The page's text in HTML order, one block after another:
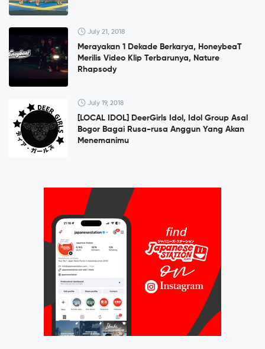
July 21, 2018
Merayakan 1 Dekade Berkarya, HoneybeaT
Merilis Video Klip Terbarunya, Nature
Rhapsody
July 19, 2018
[LOCAL IDOL] DeerGirls Idol, Idol Group Asal
Bogor Bagai Rusa-rusa Anggun Yang Akan
Menemanimu